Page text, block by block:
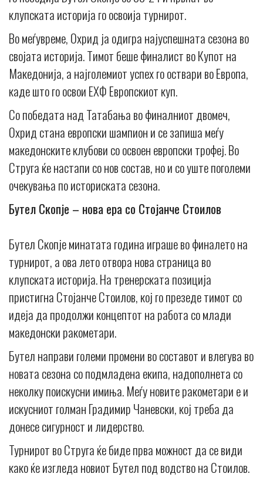
клупската историја го освоија турнирот.
Во меѓувреме, Охрид ја одигра најуспешната сезона во
својата историја. Тимот беше финалист во Купот на
Македонија, а најголемиот успех го оствари во Европа,
каде што го освои ЕХФ Европскиот куп.
Со победата над Татабања во финалниот двомеч,
Охрид стана европски шампион и се запиша меѓу
македонските клубови со освоен европски трофеј. Во
Струга ќе настапи со нов состав, но и со уште поголеми
очекувања по историската сезона.
Бутел Скопје – нова ера со Стојанче Стоилов
Бутел Скопје минатата година играше во финалето на
турнирот, а ова лето отвора нова страница во
клупската историја. На тренерската позиција
пристигна Стојанче Стоилов, кој го презеде тимот со
идеја да продолжи концептот на работа со млади
македонски ракометари.
Бутел направи големи промени во составот и влегува во
новата сезона со подмладена екипа, надополнета со
неколку поискусни имиња. Меѓу новите ракометари е и
искусниот голман Градимир Чаневски, кој треба да
донесе сигурност и лидерство.
Турнирот во Струга ќе биде прва можност да се види
како ќе изгледа новиот Бутел под водство на Стоилов.